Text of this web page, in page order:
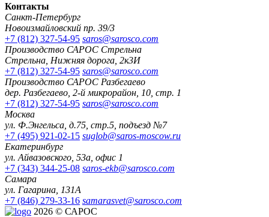
Контакты
Санкт-Петербург
Новоизмайловский пр. 39/3
+7 (812) 327-54-95 saros@sarosco.com
Производство САРОС Стрельна
Стрельна, Нижняя дорога, 2к3И
+7 (812) 327-54-95 saros@sarosco.com
Производство САРОС Разбегаево
дер. Разбегаево, 2-й микрорайон, 10, стр. 1
+7 (812) 327-54-95 saros@sarosco.com
Москва
ул. Ф.Энгельса, д.75, стр.5, подъезд №7
+7 (495) 921-02-15 suglob@saros-moscow.ru
Екатеринбург
ул. Айвазовского, 53а, офис 1
+7 (343) 344-25-08 saros-ekb@sarosco.com
Самара
ул. Гагарина, 131А
+7 (846) 279-33-16 samarasvet@sarosco.com
2026 © САРОС